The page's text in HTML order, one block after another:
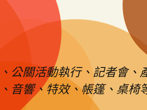
公關活動執行、記者會、
音響、特效、帳篷、桌椅